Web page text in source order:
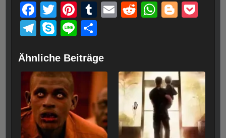
F
a
c
e
b
o
o
k
T
wi
tt
er
Pi
nt
er
e
st
T
bl
r
E
R
t
W
A
p
p
Bl
er
T
e
gr
a
m
S
p
e
Li
e
e
n
Ähnliche Beiträge